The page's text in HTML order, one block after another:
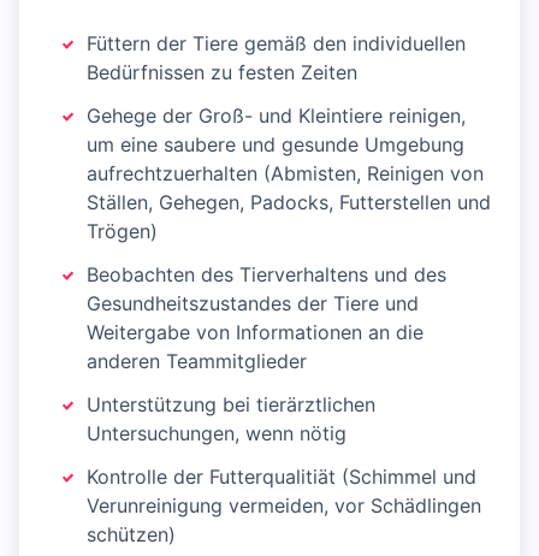
Füttern der Tiere gemäß den individuellen
Bedürfnissen zu festen Zeiten
Gehege der Groß- und Kleintiere reinigen,
um eine saubere und gesunde Umgebung
aufrechtzuerhalten (Abmisten, Reinigen von
Ställen, Gehegen, Padocks, Futterstellen und
Trögen)
Beobachten des Tierverhaltens und des
Gesundheitszustandes der Tiere und
Weitergabe von Informationen an die
anderen Teammitglieder
Unterstützung bei tierärztlichen
Untersuchungen, wenn nötig
Kontrolle der Futterqualitiät (Schimmel und
Verunreinigung vermeiden, vor Schädlingen
schützen)